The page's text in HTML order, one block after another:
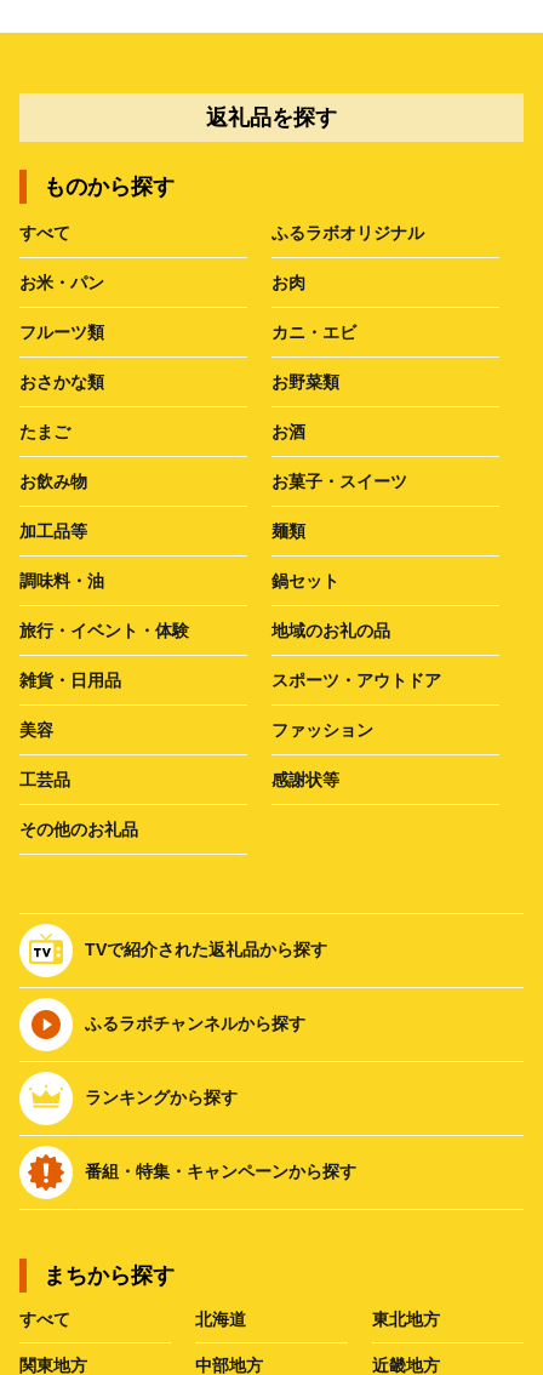
返礼品を探す
ものから探す
すべて ふるラボオリジナル
お米・パン お肉
フルーツ類 カニ・エビ
おさかな類 お野菜類
たまご お酒
お飲み物 お菓子・スイーツ
加工品等 麺類
調味料・油 鍋セット
旅行・イベント・体験 地域のお礼の品
雑貨・日用品 スポーツ・アウトドア
美容 ファッション
工芸品 感謝状等
その他のお礼品
TVで紹介された返礼品から探す
ふるラボチャンネルから探す
ランキングから探す
番組・特集・キャンペーンから探す
まちから探す
すべて 北海道 東北地方
関東地方 中部地方 近畿地方